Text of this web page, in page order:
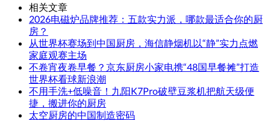
相关文章
2026电磁炉品牌推荐：五款实力派，哪款最适合你的厨
房？
从世界杯赛场到中国厨房，海信静烟机以“静”实力点燃
家庭观赛主场
不卷宵夜卷早餐？京东厨房小家电携“48国早餐摊”打造
世界杯看球新浪潮
不用手洗+低噪音！九阳K7Pro破壁豆浆机把航天级便
捷，搬进你的厨房
太空厨房的中国制造密码